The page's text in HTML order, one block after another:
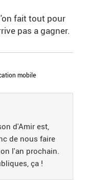
fait tout pour
pas a gagner.
mobile
d'Amir est,
de nous faire
l'an prochain.
ça !